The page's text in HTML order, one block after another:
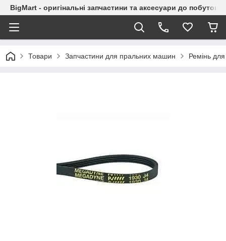
BigMart - оригінальні запчастини та аксесуари до побутової
Товари Запчастини для пральних машин Ремінь